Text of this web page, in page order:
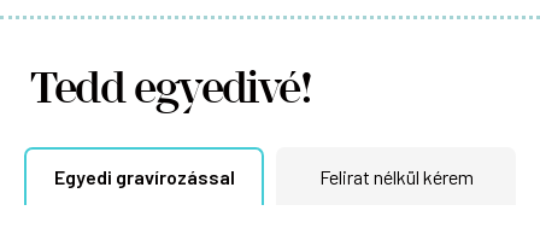
Tedd egyedivé!
Egyedi gravírozással Felirat nélkül kérem